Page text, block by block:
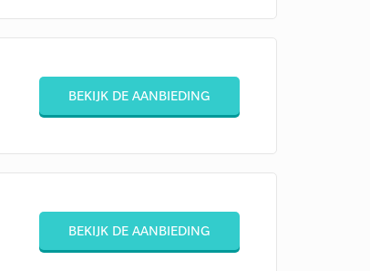
BEKIJK DE AANBIEDING
BEKIJK DE AANBIEDING